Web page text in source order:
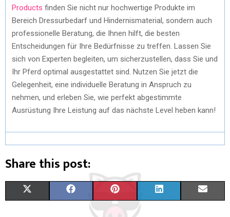
Products finden Sie nicht nur hochwertige Produkte im
Bereich Dressurbedarf und Hindernismaterial, sondern auch
professionelle Beratung, die Ihnen hilft, die besten
Entscheidungen für Ihre Bedürfnisse zu treffen. Lassen Sie
sich von Experten begleiten, um sicherzustellen, dass Sie und
Ihr Pferd optimal ausgestattet sind. Nutzen Sie jetzt die
Gelegenheit, eine individuelle Beratung in Anspruch zu
nehmen, und erleben Sie, wie perfekt abgestimmte
Ausrüstung Ihre Leistung auf das nächste Level heben kann!
Share this post: